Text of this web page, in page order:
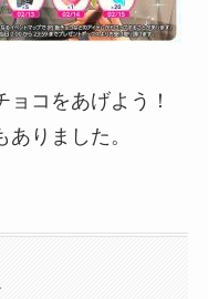
コをあげよう！
りました。